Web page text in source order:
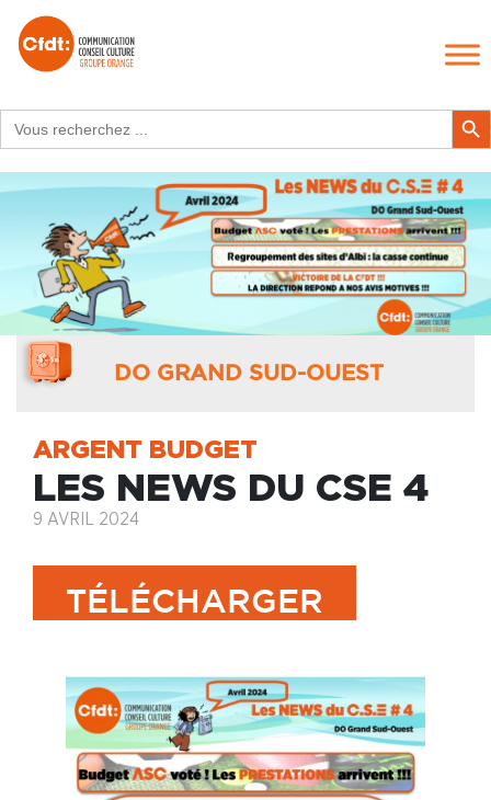
for:
Search
DO GRAND SUD-OUEST
ARGENT BUDGET
LES NEWS DU CSE 4
9 AVRIL 2024
TÉLÉCHARGER